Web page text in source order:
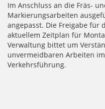
Im Anschluss an die Fräs-
Markierungsarbeiten
angepasst. Die Freigabe für
aktuellem Zeitplan für
Verwaltung bittet um
unvermeidbaren Arbeiten
Verkehrsführung.